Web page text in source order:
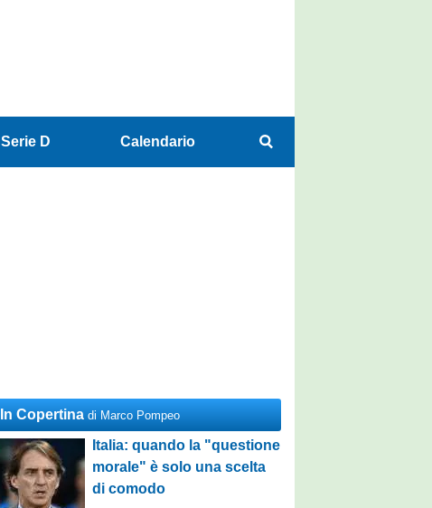
Serie D Calendario
In Copertina di Marco Pompeo
Italia: quando la "questione
morale" è solo una scelta
di comodo